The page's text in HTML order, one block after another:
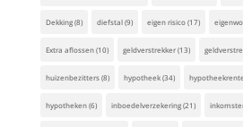
Dekking(8) diefstal(9) eigen risico(17)
Extra aflossen(10) geldverstrekker(13)
huizenbezitters(8) hypotheek(34) hypotheekrente
hypotheken(6) inboedelverzekering(21)